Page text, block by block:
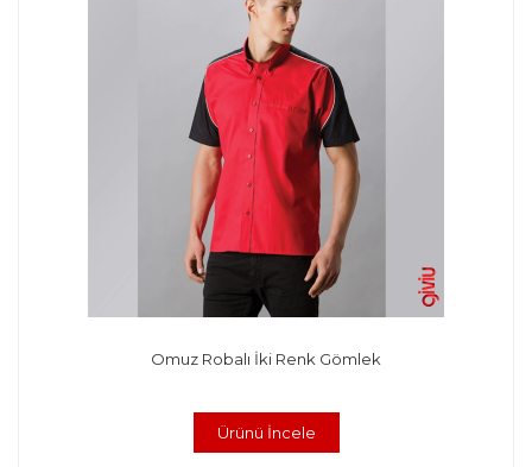
Omuz Robalı İki Renk Gömlek
Ürünü İncele